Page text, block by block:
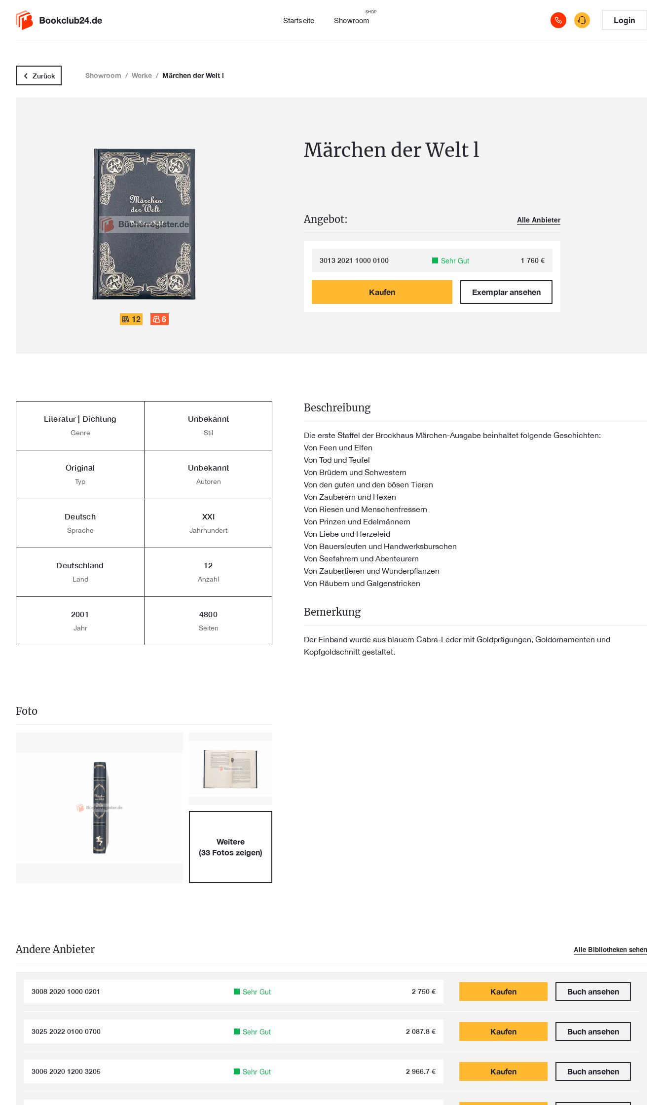
Startseite Showroom
SHOP
Login
Zurück Showroom / Werke / Märchen der Welt l
12 6
Märchen der Welt l
Angebot: Alle Anbieter
3013 2021 1000 0100 Sehr Gut 1 760 €
Kaufen Exemplar ansehen
Literatur | Dichtung
Genre
Unbekannt
Stil
Original
Typ
Unbekannt
Autoren
Deutsch
Sprache
XXI
Jahrhundert
Deutschland
Land
12
Anzahl
2001
Jahr
4800
Seiten
Foto
Weitere
(33Fotos zeigen)
Beschreibung
Die erste Staffel der Brockhaus Märchen-Ausgabe beinhaltet folgende Geschichten:
Von Feen und Elfen
Von Tod und Teufel
Von Brüdern und Schwestern
Von den guten und den bösen Tieren
Von Zauberern und Hexen
Von Riesen und Menschenfressern
Von Prinzen und Edelmännern
Von Liebe und Herzeleid
Von Bauersleuten und Handwerksburschen
Von Seefahrern und Abenteurern
Von Zaubertieren und Wunderpflanzen
Von Räubern und Galgenstricken
Bemerkung
Der Einband wurde aus blauem Cabra-Leder mit Goldprägungen, Goldornamenten und
Kopfgoldschnitt gestaltet.
Andere Anbieter Alle Bibliotheken sehen
3008 2020 1000 0201 Sehr Gut 2 750 € Kaufen Buch ansehen
3025 2022 0100 0700 Sehr Gut 2 087.8 € Kaufen Buch ansehen
3006 2020 1200 3205 Sehr Gut 2 966.7 € Kaufen Buch ansehen